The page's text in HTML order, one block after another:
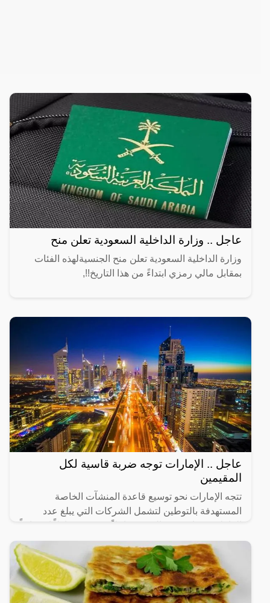
عاجل .. وزارة الداخلية السعودية تعلن منح
وزارة الداخلية السعودية تعلن منح الجنسيةلهذه الفئات
بمقابل مالي رمزي ابتداءً من هذا التاريخ!!,
عاجل .. الإمارات توجه ضربة قاسية لكل
المقيمين
تتجه الإمارات نحو توسيع قاعدة المنشآت الخاصة
المستهدفة بالتوطين لتشمل الشركات التي يبلغ عدد
رئيساً تم